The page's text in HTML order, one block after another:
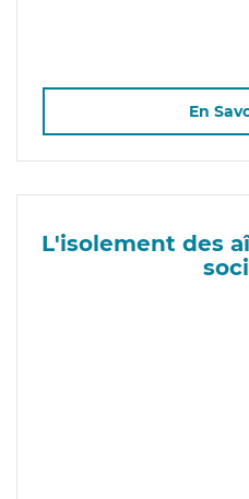
En
L'isolement des